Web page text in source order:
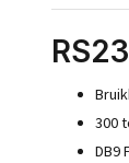
300
DB9